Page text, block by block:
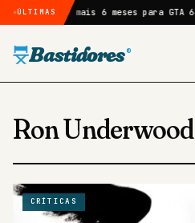
ÚLTIMAS
atraso de mais 6 meses para GTA 6
Bastidores ®
Ron Underwood
CRÍTICAS